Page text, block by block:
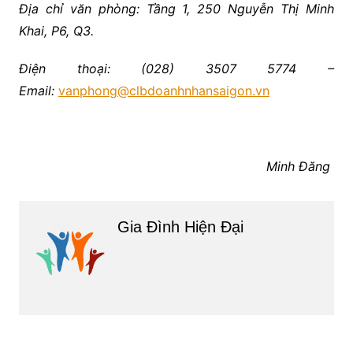
Địa chỉ văn phòng: Tầng 1, 250 Nguyễn Thị Minh
Khai, P6, Q3.
Điện thoại: (028) 3507 5774 –
Email: vanphong@clbdoanhnhansaigon.vn
Minh Đăng
Gia Đình Hiện Đại